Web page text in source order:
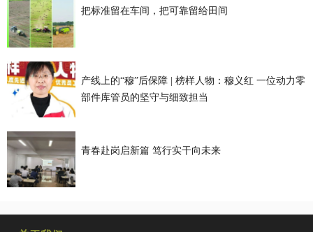
把标准留在车间，把可靠留给田间
产线上的“穆”后保障 | 榜样人物：穆义红 一位动力零
部件库管员的坚守与细致担当
青春赴岗启新篇 笃行实干向未来